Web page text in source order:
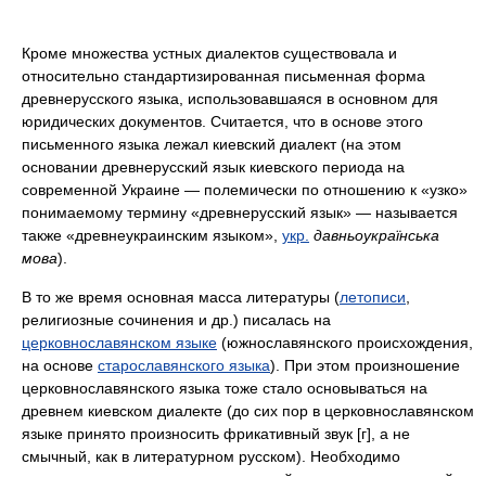
Кроме множества устных диалектов существовала и
относительно стандартизированная письменная форма
древнерусского языка, использовавшаяся в основном для
юридических документов. Считается, что в основе этого
письменного языка лежал киевский диалект (на этом
основании древнерусский язык киевского периода на
современной Украине — полемически по отношению к «узко»
понимаемому термину «древнерусский язык» — называется
также «древнеукраинским языком», укр. давньоукраїнська
мова).
В то же время основная масса литературы (летописи
религиозные сочинения и др.) писалась на
церковнославянском языке (южнославянского происхождения,
на основе старославянского языка). При этом произношение
церковнославянского языка тоже стало основываться на
древнем киевском диалекте (до сих пор в церковнославянском
языке принято произносить фрикативный звук [г], а не
смычный, как в литературном русском). Необходимо